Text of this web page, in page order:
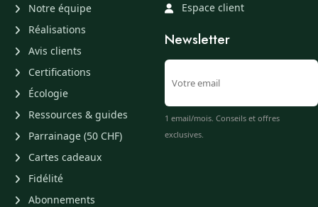
Notre équipe
Réalisations
Avis clients
Certifications
Écologie
Ressources & guides
Parrainage (50 CHF)
Cartes cadeaux
Fidélité
Abonnements
Espace client
Newsletter
1 email/mois. Conseils et offres
exclusives.